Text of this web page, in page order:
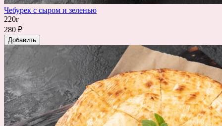
Чебурек с сыром и зеленью
220г
280 ₽
Добавить